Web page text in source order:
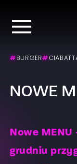
# BURGER#
NOWE
Nowe MENU
grudniu